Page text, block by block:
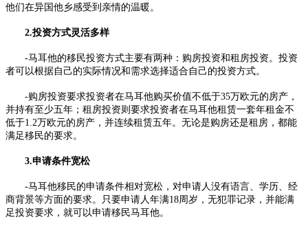
他们在异国他乡感受到亲情的温暖。
2.投资方式灵活多样
-马耳他的移民投资方式主要有两种：购房投资和租房投资。投资
者可以根据自己的实际情况和需求选择适合自己的投资方式。
-购房投资要求投资者在马耳他购买价值不低于35万欧元的房产，
并持有至少五年；租房投资则要求投资者在马耳他租赁一套年租金不
低于1.2万欧元的房产，并连续租赁五年。无论是购房还是租房，都能
满足移民的要求。
3.申请条件宽松
-马耳他移民的申请条件相对宽松，对申请人没有语言、学历、经
商背景等方面的要求。只要申请人年满18周岁，无犯罪记录，并能满
足投资要求，就可以申请移民马耳他。